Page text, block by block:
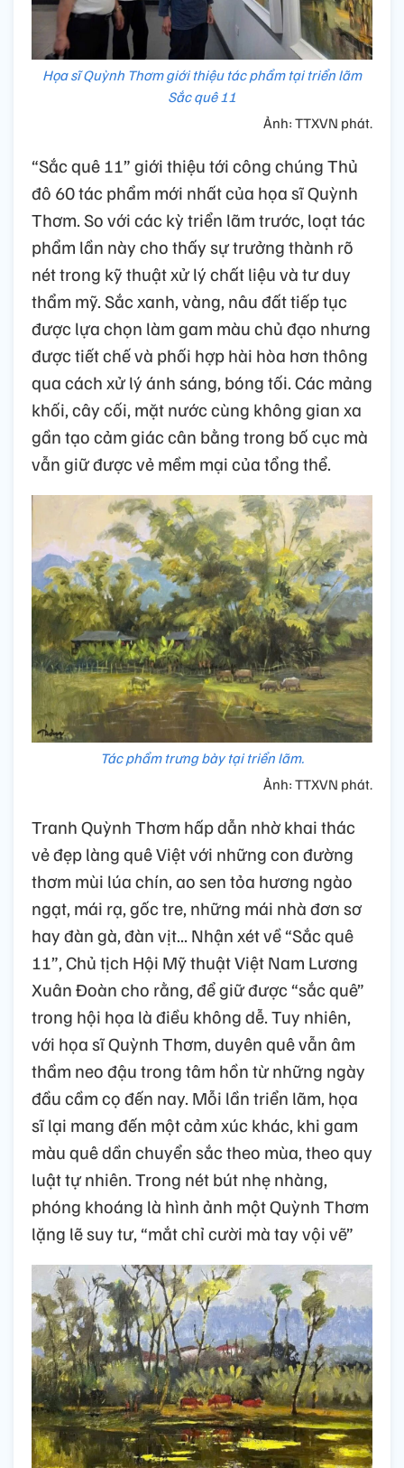
Họa sĩ Quỳnh Thơm giới thiệu tác phẩm tại triển lãm
Sắc quê 11
Ảnh: TTXVN phát.
“Sắc quê 11” giới thiệu tới công chúng Thủ
đô 60 tác phẩm mới nhất của họa sĩ Quỳnh
Thơm. So với các kỳ triển lãm trước, loạt tác
phẩm lần này cho thấy sự trưởng thành rõ
nét trong kỹ thuật xử lý chất liệu và tư duy
thẩm mỹ. Sắc xanh, vàng, nâu đất tiếp tục
được lựa chọn làm gam màu chủ đạo nhưng
được tiết chế và phối hợp hài hòa hơn thông
qua cách xử lý ánh sáng, bóng tối. Các mảng
khối, cây cối, mặt nước cùng không gian xa
gần tạo cảm giác cân bằng trong bố cục mà
vẫn giữ được vẻ mềm mại của tổng thể.
Tác phẩm trưng bày tại triển lãm.
Ảnh: TTXVN phát.
Tranh Quỳnh Thơm hấp dẫn nhờ khai thác
vẻ đẹp làng quê Việt với những con đường
thơm mùi lúa chín, ao sen tỏa hương ngào
ngạt, mái rạ, gốc tre, những mái nhà đơn sơ
hay đàn gà, đàn vịt... Nhận xét về “Sắc quê
11”, Chủ tịch Hội Mỹ thuật Việt Nam Lương
Xuân Đoàn cho rằng, để giữ được “sắc quê”
trong hội họa là điều không dễ. Tuy nhiên,
với họa sĩ Quỳnh Thơm, duyên quê vẫn âm
thầm neo đậu trong tâm hồn từ những ngày
đầu cầm cọ đến nay. Mỗi lần triển lãm, họa
sĩ lại mang đến một cảm xúc khác, khi gam
màu quê dần chuyển sắc theo mùa, theo quy
luật tự nhiên. Trong nét bút nhẹ nhàng,
phóng khoáng là hình ảnh một Quỳnh Thơm
lặng lẽ suy tư, “mắt chỉ cười mà tay vội vẽ”